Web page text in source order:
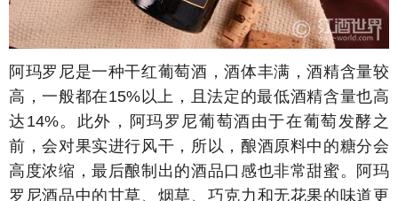
阿玛罗尼是一种干红葡萄酒，酒体丰满，酒精含量较
高，一般都在15%以上，且法定的最低酒精含量也高
达14%。此外，阿玛罗尼葡萄酒由于在葡萄发酵之
前，会对果实进行风干，所以，酿酒原料中的糖分会
高度浓缩，最后酿制出的酒品口感也非常甜蜜。阿玛
罗尼酒品中的甘草、烟草、巧克力和无花果的味道更